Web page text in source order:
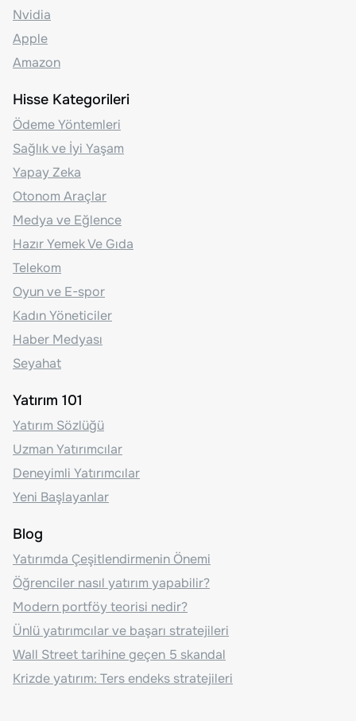
Nvidia
Apple
Amazon
Hisse Kategorileri
Ödeme Yöntemleri
Sağlık ve İyi Yaşam
Yapay Zeka
Otonom Araçlar
Medya ve Eğlence
Hazır Yemek Ve Gıda
Telekom
Oyun ve E-spor
Kadın Yöneticiler
Haber Medyası
Seyahat
Yatırım 101
Yatırım Sözlüğü
Uzman Yatırımcılar
Deneyimli Yatırımcılar
Yeni Başlayanlar
Blog
Yatırımda Çeşitlendirmenin Önemi
Öğrenciler nasıl yatırım yapabilir?
Modern portföy teorisi nedir?
Ünlü yatırımcılar ve başarı stratejileri
Wall Street tarihine geçen 5 skandal
Krizde yatırım: Ters endeks stratejileri